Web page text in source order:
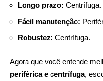
Longo prazo: Centrífuga.
Fácil manutenção:
Robustez: Centrífuga.
Agora que você entende
periférica e centrífuga,